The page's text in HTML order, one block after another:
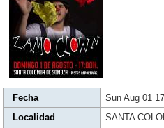
CEST
2021
Sun Aug
01
17:00:00
CEST
2021
Fecha
Sun Aug 01
Localidad
SANTA